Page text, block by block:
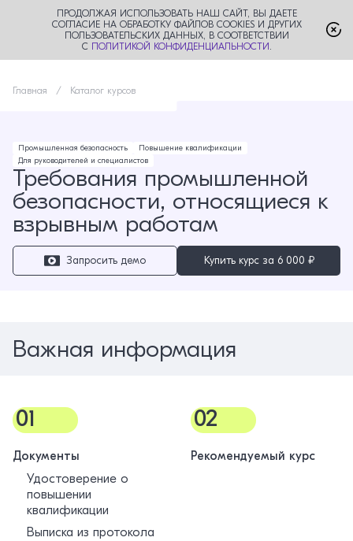
ПРОДОЛЖАЯ ИСПОЛЬЗОВАТЬ НАШ САЙТ, ВЫ ДАЕТЕ
СОГЛАСИЕ НА ОБРАБОТКУ ФАЙЛОВ COOKIES И ДРУГИХ
ПОЛЬЗОВАТЕЛЬСКИХ ДАННЫХ, В СООТВЕТСТВИИ
С ПОЛИТИКОЙ КОНФИДЕНЦИАЛЬНОСТИ .
Главная Каталог курсов
Промышленная безопасность
Повышение квалификации
Для руководителей и специалистов
Требования промышленной
безопасности, относящиеся к
взрывным работам
Запросить демо Купить курс за 6 000 ₽
Важная информация
01
Документы
Удостоверение о
повышении
квалификации
Выписка из протокола
02
Рекомендуемый курс